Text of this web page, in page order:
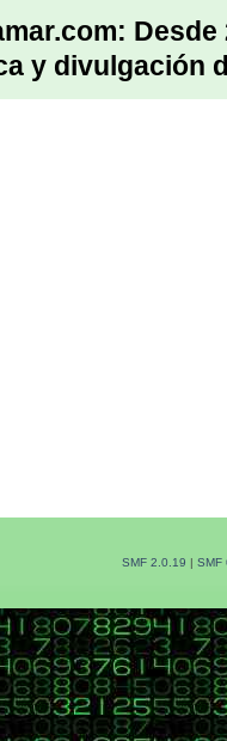
y divulgación
SMF 2.0.19 | SMF